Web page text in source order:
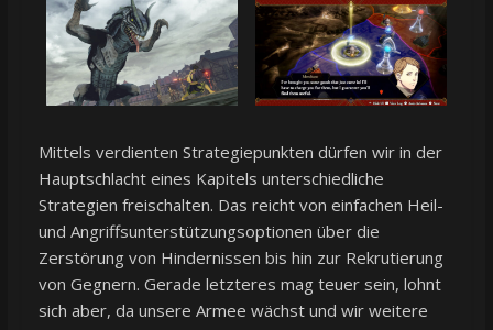
Mittels verdienten Strategiepunkten dürfen wir in der
Hauptschlacht eines Kapitels unterschiedliche
Strategien freischalten. Das reicht von einfachen Heil-
und Angriffsunterstützungsoptionen über die
Zerstörung von Hindernissen bis hin zur Rekrutierung
von Gegnern. Gerade letzteres mag teuer sein, lohnt
sich aber, da unsere Armee wächst und wir weitere